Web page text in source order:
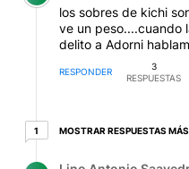
los sobres de kichi
ve un peso....cuando
delito a Adorni
RESPONDER
3
RESPUESTAS
11 respuesta más
MOSTRAR RESPUESTAS